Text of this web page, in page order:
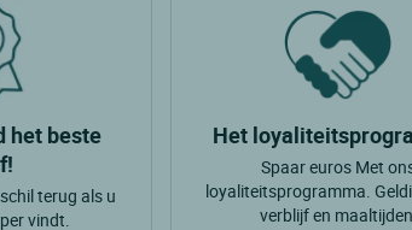
het beste
terug als u
vindt.
Het
Spaar euros Met
loyaliteitsprogramma.
verblijf en maaltijden.